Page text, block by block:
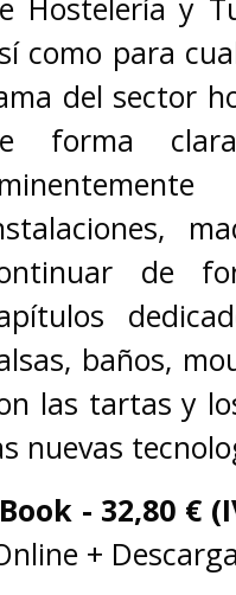
Hostelería y
como para
del sector
forma
de
baños,
las tartas y
nuevas
- 32,80 €
+